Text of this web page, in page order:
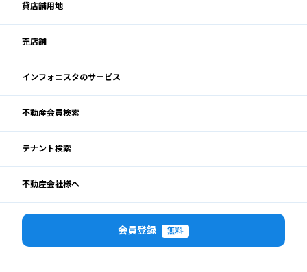
貸店舗用地
売店舗
インフォニスタのサービス
不動産会員検索
テナント検索
不動産会社様へ
会員登録 無料